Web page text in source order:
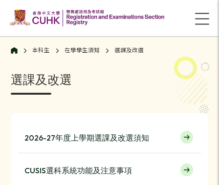
本科生 在學學生須知 選課及改選
選課及改選
2026-27年度上學期選課及改選須知
CUSIS選科系統功能及注意事項